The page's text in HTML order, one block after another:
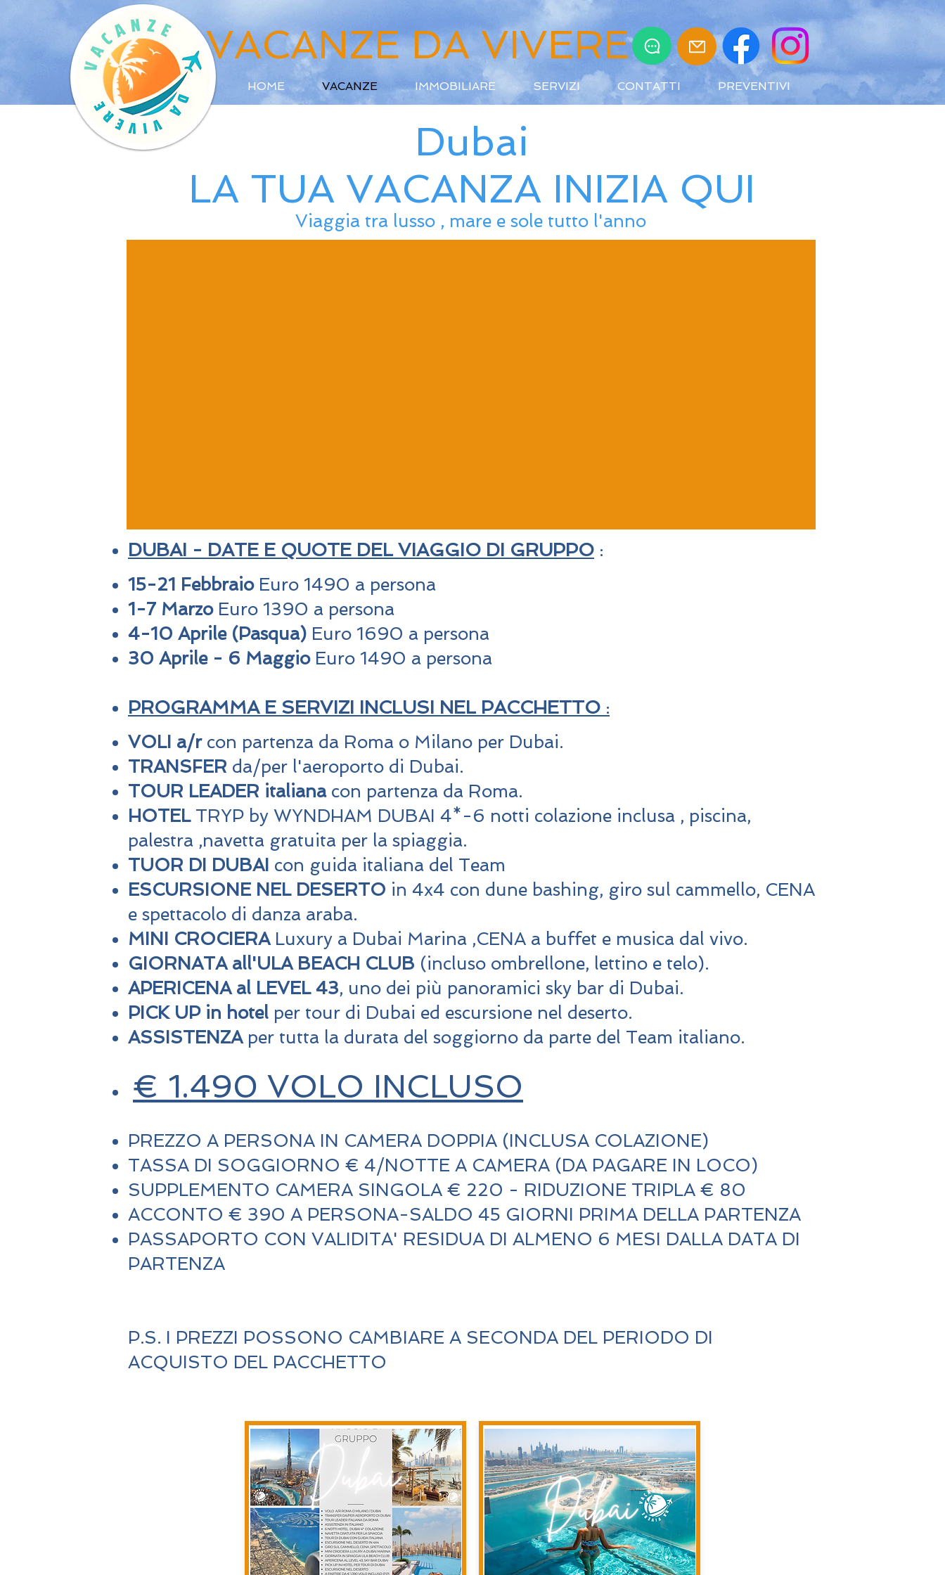
HOME VACANZE IMMOBILIARE SERVIZI CONTATTI PREVENTIVI
VACANZE DA VIVERE
Dubai
LA TUA VACANZA INIZIA QUI
Viaggia tra lusso , mare e sole tutto l'anno
DUBAI - DATE E QUOTE DEL VIAGGIO DI GRUPPO :
15-21 FebbraioEuro 1490 a persona
1-7 MarzoEuro 1390 a persona
4-10 Aprile (Pasqua) Euro 1690 a persona
30 Aprile - 6 MaggioEuro 1490 a persona​
PROGRAMMA E SERVIZI INCLUSI NEL PACCHETTO :
VOLI a/rcon partenza da Roma o Milano per Dubai.
TRANSFER da/per l'aeroporto di Dubai.
TOUR LEADER italianacon partenza da Roma.
HOTELTRYP by WYNDHAM DUBAI 4*-6 notti colazione inclusa , piscina,
palestra ,navetta gratuita per la spiaggia.
TUOR DI DUBAI con guida italiana del Team
ESCURSIONE NEL DESERTO in 4x4 con dune bashing, giro sul cammello, CENA
e spettacolo di danza araba.
MINI CROCIERALuxury a Dubai Marina ,CENA a buffet e musica dal vivo.
GIORNATA all'ULA BEACH CLUB (incluso ombrellone, lettino e telo).
APERICENA al LEVEL 43, uno dei più panoramici sky bar di Dubai.
PICK UP in hotel per tour di Dubai ed escursione nel deserto.
ASSISTENZA per tutta la durata del soggiorno da parte del Team italiano.
€ 1.490 VOLO INCLUSO
PREZZO A PERSONA IN CAMERA DOPPIA (INCLUSA COLAZIONE)
TASSA DI SOGGIORNO € 4/NOTTE A CAMERA (DA PAGARE IN LOCO)
SUPPLEMENTO CAMERA SINGOLA € 220 - RIDUZIONE TRIPLA € 80
ACCONTO € 390 A PERSONA-SALDO 45 GIORNI PRIMA DELLA PARTENZA
PASSAPORTO CON VALIDITA' RESIDUA DI ALMENO 6 MESI DALLA DATA DI
PARTENZA
P.S. I PREZZI POSSONO CAMBIARE A SECONDA DEL PERIODO DI
ACQUISTO DEL PACCHETTO